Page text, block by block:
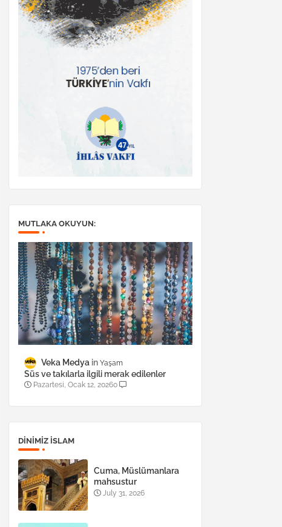
MUTLAKA OKUYUN:
Veka Medya Yaşam
Süs ve takılarla ilgili merak edilenler
Pazartesi, Ocak 12, 20260
DINIMIZ ISLAM
Cuma, Müslümanlara
mahsustur
July 31, 2026